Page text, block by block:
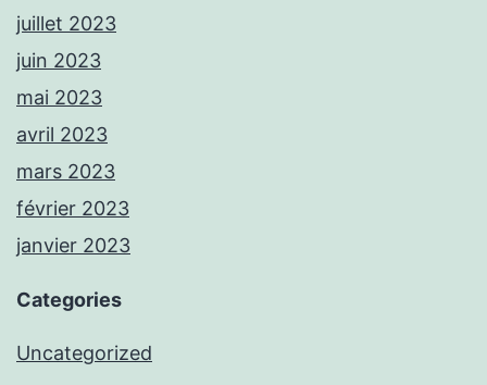
juillet 2023
juin 2023
mai 2023
avril 2023
mars 2023
février 2023
janvier 2023
Categories
Uncategorized